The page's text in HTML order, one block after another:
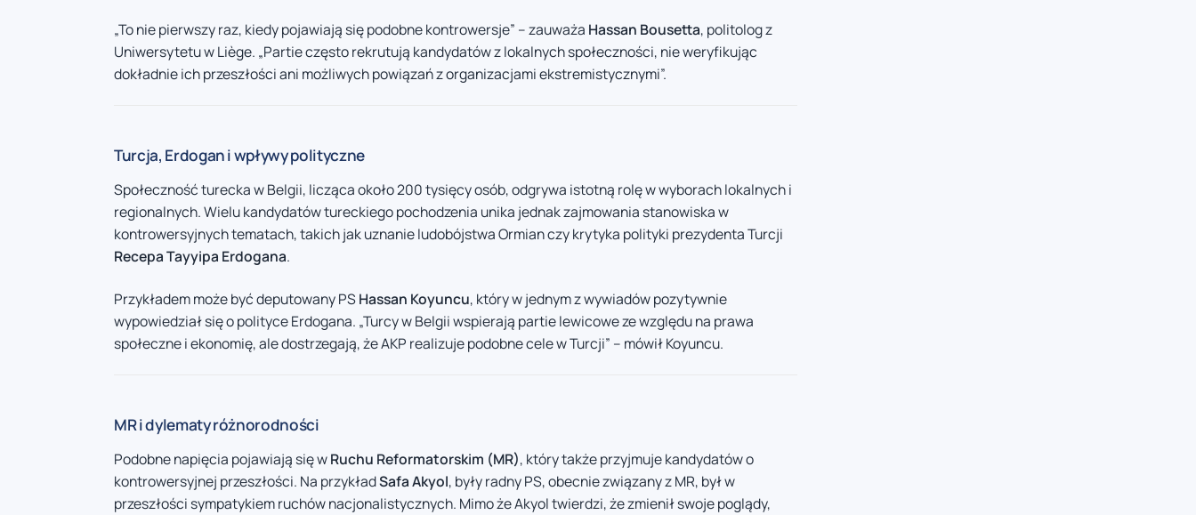
„To nie pierwszy raz, kiedy pojawiają się podobne kontrowersje” – zauważa Hassan Bousetta, politolog z
Uniwersytetu w Liège. „Partie często rekrutują kandydatów z lokalnych społeczności, nie weryfikując
dokładnie ich przeszłości ani możliwych powiązań z organizacjami ekstremistycznymi”.
Turcja, Erdogan i wpływy polityczne
Społeczność turecka w Belgii, licząca około 200 tysięcy osób, odgrywa istotną rolę w wyborach lokalnych i
regionalnych. Wielu kandydatów tureckiego pochodzenia unika jednak zajmowania stanowiska w
kontrowersyjnych tematach, takich jak uznanie ludobójstwa Ormian czy krytyka polityki prezydenta Turcji
Recepa Tayyipa Erdogana.
Przykładem może być deputowany PSHassan Koyuncu, który w jednym z wywiadów pozytywnie
wypowiedział się o polityce Erdogana. „Turcy w Belgii wspierają partie lewicowe ze względu na prawa
społeczne i ekonomię, ale dostrzegają, że AKP realizuje podobne cele w Turcji” – mówił Koyuncu.
MR i dylematy różnorodności
Podobne napięcia pojawiają się wRuchu Reformatorskim (MR), który także przyjmuje kandydatów o
kontrowersyjnej przeszłości. Na przykładSafa Akyol, były radny PS, obecnie związany z MR, był w
przeszłości sympatykiem ruchów nacjonalistycznych. Mimo że Akyol twierdzi, że zmienił swoje poglądy,